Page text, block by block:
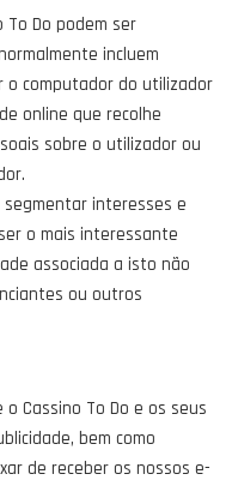
To Do podem ser
incluem
o computador do utilizador
online que recolhe
sobre o utilizador ou
segmentar interesses e
o mais interessante
associada a isto não
ou outros
Cassino To Do e os seus
bem como
de receber os nossos e-